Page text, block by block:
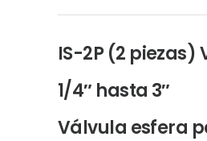
IS-2P (2
1/4″ hasta 3″
Válvula esfera